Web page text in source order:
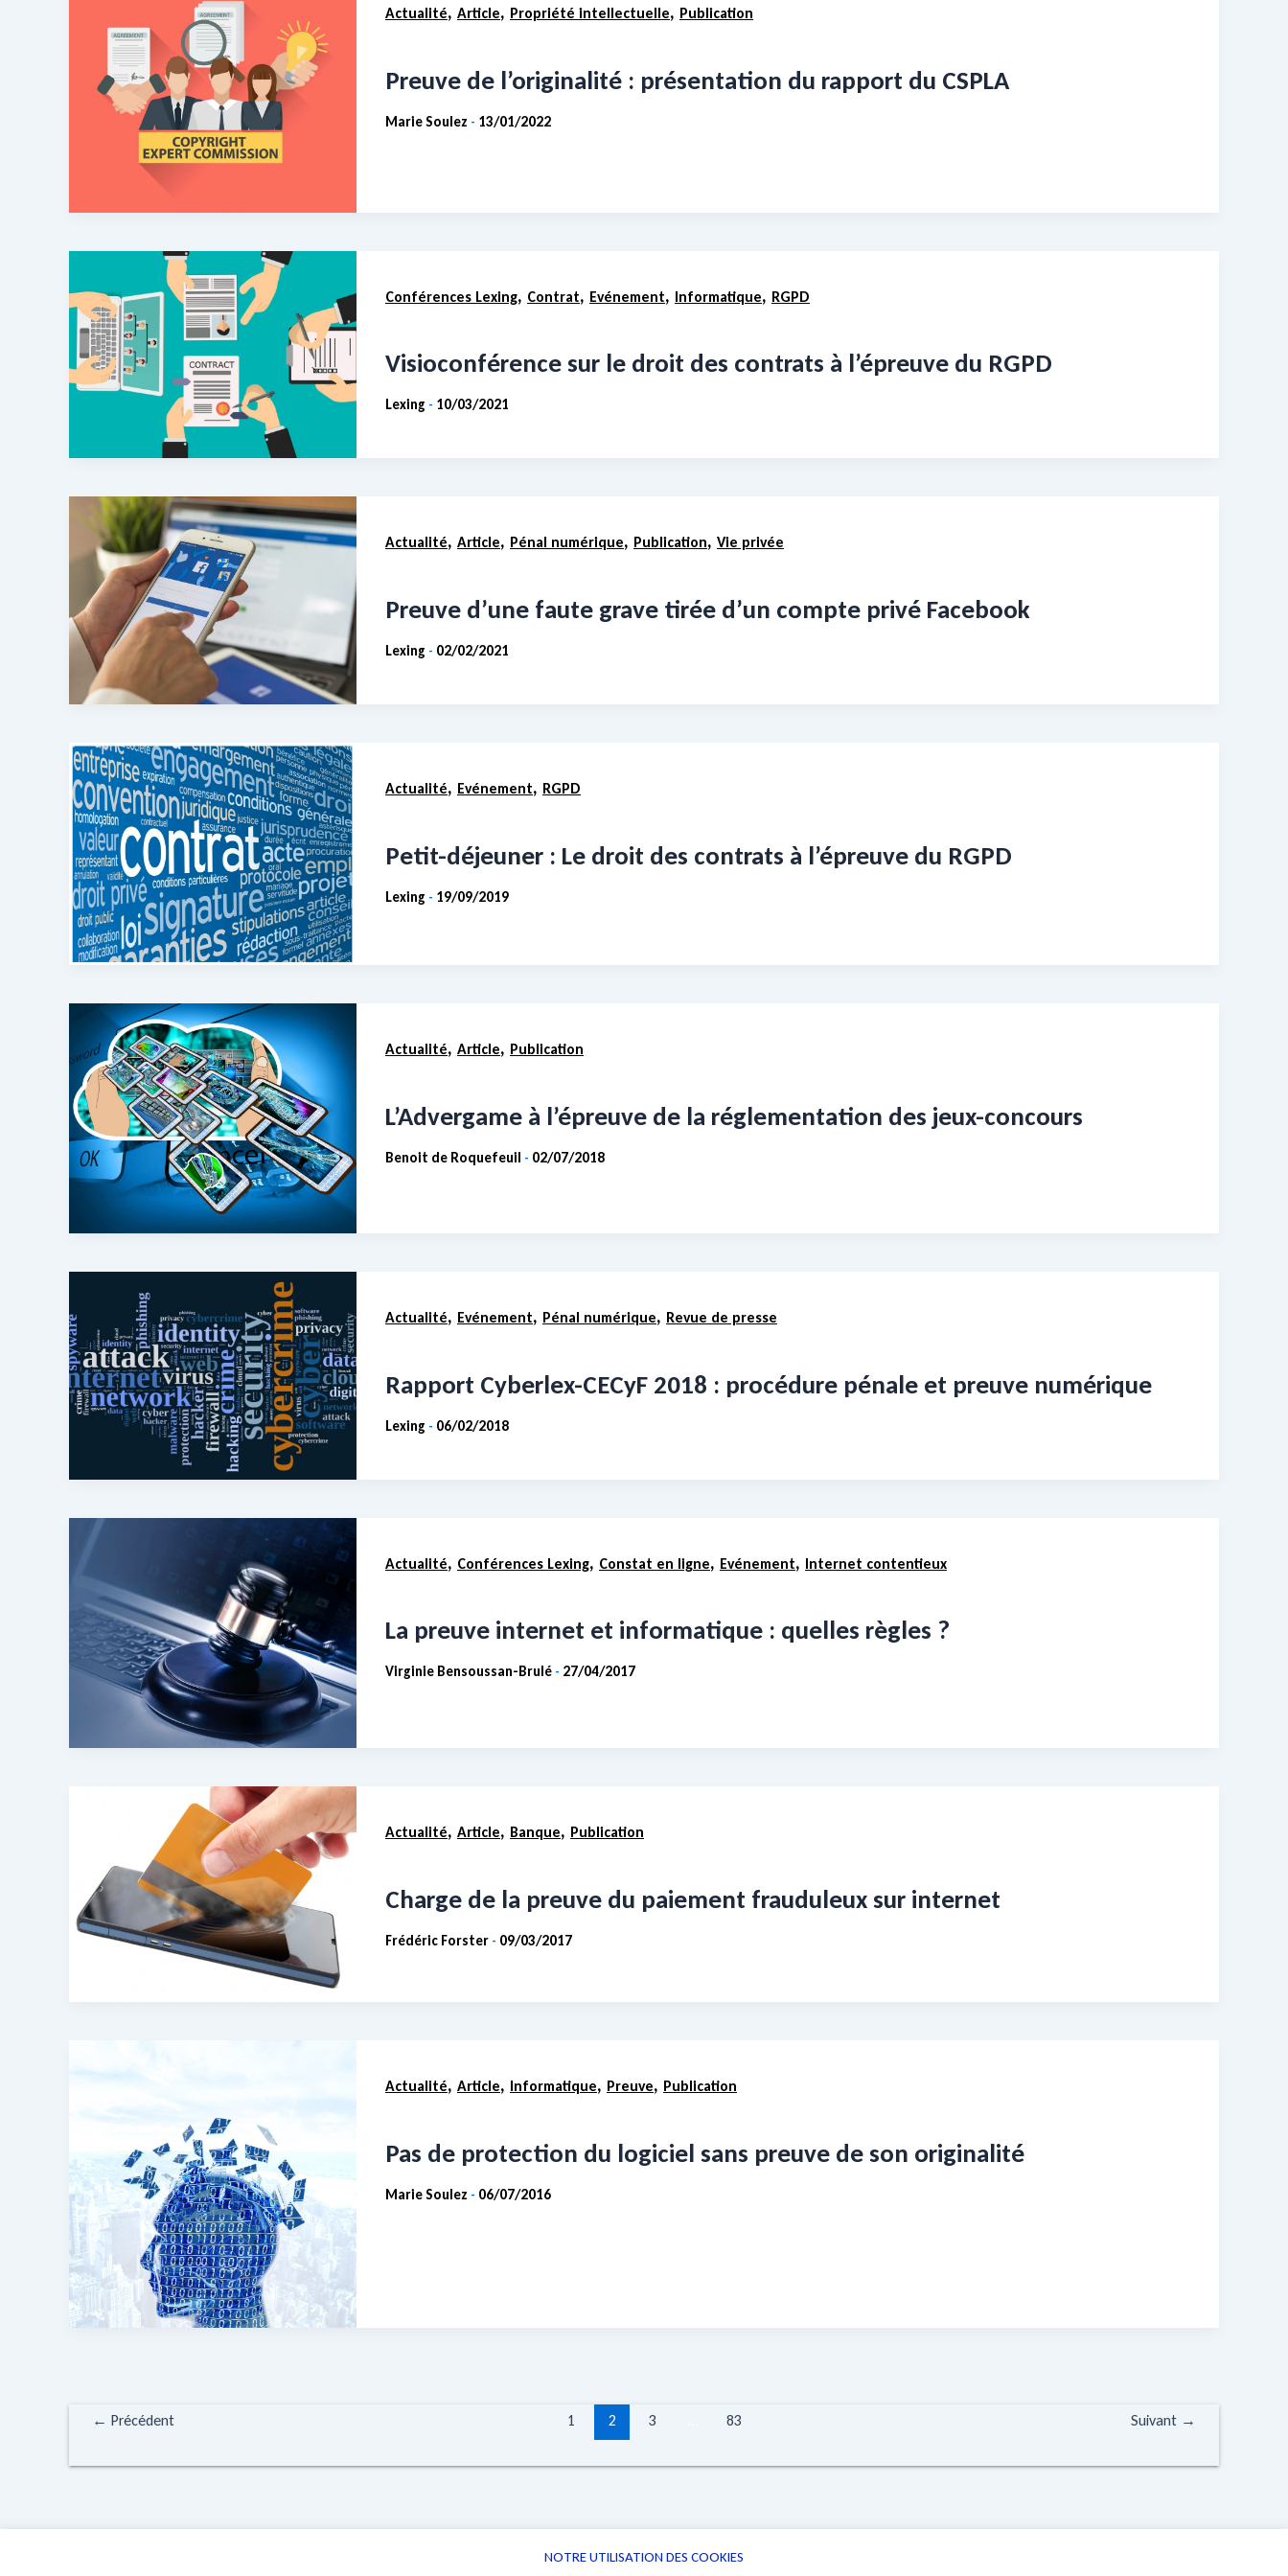
Actualité, Article, Propriété intellectuelle, Publication
Preuve de l’originalité : présentation du rapport du CSPLA
Marie Soulez - 13/01/2022
Conférences Lexing, Contrat, Evénement, Informatique, RGPD
Visioconférence sur le droit des contrats à l’épreuve du RGPD
Lexing - 10/03/2021
Actualité, Article, Pénal numérique, Publication, Vie privée
Preuve d’une faute grave tirée d’un compte privé Facebook
Lexing - 02/02/2021
Actualité, Evénement, RGPD
Petit-déjeuner : Le droit des contrats à l’épreuve du RGPD
Lexing - 19/09/2019
Actualité, Article, Publication
L’Advergame à l’épreuve de la réglementation des jeux-concours
Benoit de Roquefeuil - 02/07/2018
Actualité, Evénement, Pénal numérique, Revue de presse
Rapport Cyberlex-CECyF 2018 : procédure pénale et preuve numérique
Lexing - 06/02/2018
Actualité, Conférences Lexing, Constat en ligne, Evénement, Internet contentieux
La preuve internet et informatique : quelles règles ?
Virginie Bensoussan-Brulé - 27/04/2017
Actualité, Article, Banque, Publication
Charge de la preuve du paiement frauduleux sur internet
Frédéric Forster - 09/03/2017
Actualité, Article, Informatique, Preuve, Publication
Pas de protection du logiciel sans preuve de son originalité
Marie Soulez - 06/07/2016
← Précédent 1 2 3 83 Suivant →
NOTRE UTILISATION DES COOKIES